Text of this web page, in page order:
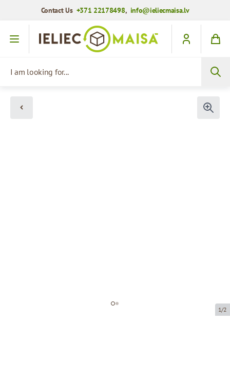
Contact Us +371 22178498, info@ieliecmaisa.lv
Skip to Content
1/2